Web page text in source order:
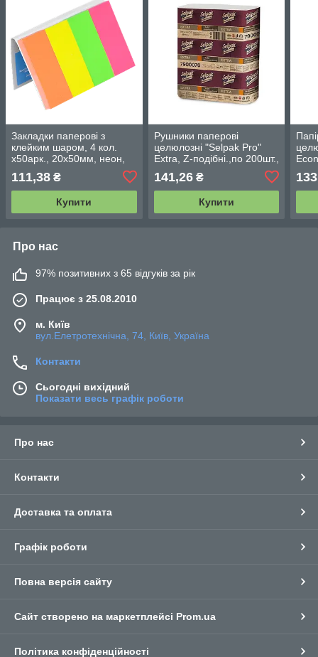
Закладки паперові з
клейким шаром, 4 кол.
х50арк., 20х50мм, неон,
111,38 ₴
Купити
Рушники паперові
целюлозні "Selpak Pro"
Extra, Z-подібні.,по 200шт.,
141,26₴
Купити
133
Про нас
97% позитивних з 65 відгуків за рік
Працює з 25.08.2010
м. Київ
вул.Елетротехнічна, 74, Київ, Україна
Контакти
Сьогодні вихідний
Показати весь графік роботи
Про нас
Контакти
Доставка та оплата
Графік роботи
Повна версія сайту
Сайт створено на маркетплейсі Prom.ua
Політика конфіденційності